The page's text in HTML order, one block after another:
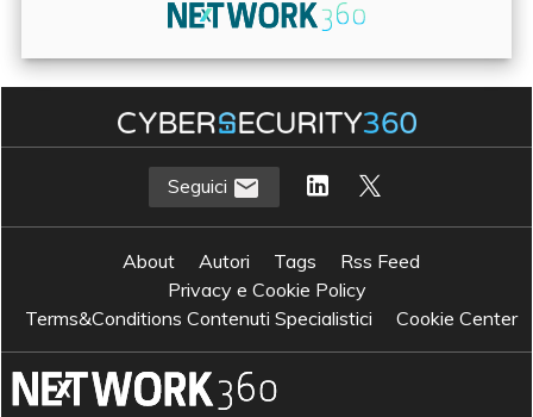
Seguici
About Autori Tags
Rss Feed
Privacy e Cookie Policy
Terms&Conditions Contenuti Specialistici
Cookie Center